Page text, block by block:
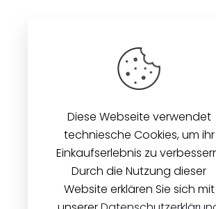
Unseren Betrieb in
gibt es seit 1896. Wir
Stoffen und Zubehör an.
Diese Webseite verwendet
techniesche Cookies, um ihr
Einkaufserlebnis zu
Durch die Nutzung dieser
Website erklären Sie sich mit